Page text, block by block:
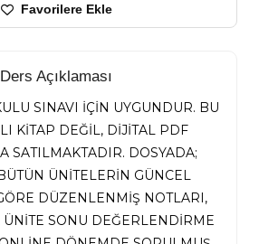
Favorilere Ekle
Ders Açıklaması
SINAVI İÇİN UYGUNDUR. BU
KİTAP DEĞİL, DİJİTAL PDF
SATILMAKTADIR. DOSYADA;
ÜNİTELERİN GÜNCEL
DÜZENLENMİŞ NOTLARI,
SONU DEĞERLENDİRME